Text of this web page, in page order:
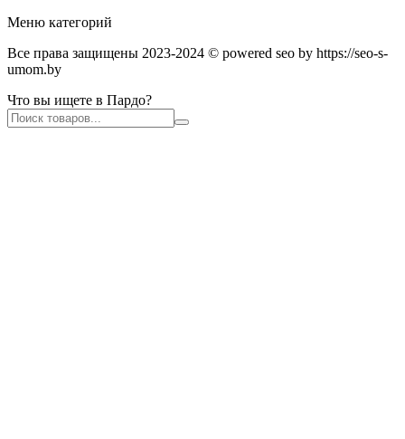
Меню категорий
Все права защищены 2023-2024 © powered seo by https://seo-s-
umom.by
Что вы ищете в Пардо?